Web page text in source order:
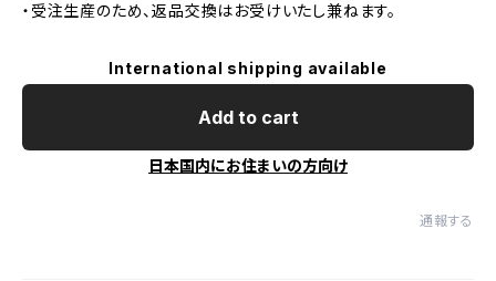
・受注生産のため、返品交換はお受けいたし兼ねます。
International shipping available
Add to cart
日本国内にお住まいの方向け
通報する